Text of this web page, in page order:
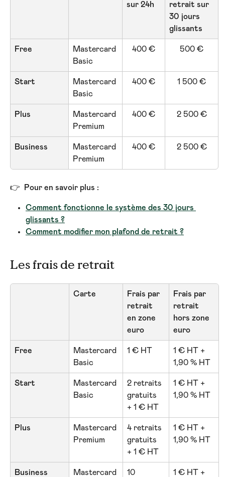
sur 24h
retrait sur
30 jours
glissants
Free
Mastercard
Basic
400 € 500 €
Start
Mastercard
Basic
400 € 1 500 €
Plus
Mastercard
Premium
400 € 2 500 €
Business
Mastercard
Premium
400 € 2 500 €
👉  Pour en savoir plus :
Comment fonctionne le système des 30 jours
glissants ?
Comment modifier mon plafond de retrait ?
Les frais de retrait
Carte
Frais par
retrait
en zone
euro
Frais par
retrait
hors zone
euro
Free
Mastercard
Basic
1 € HT
1 € HT +
1,90 % HT
Start
Mastercard
Basic
2 retraits
gratuits
+ 1 € HT
1 € HT +
1,90 % HT
Plus
Mastercard
Premium
4 retraits
gratuits
+ 1 € HT
1 € HT +
1,90 % HT
Business
Mastercard
10
1 € HT +